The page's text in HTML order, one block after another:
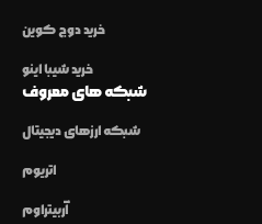
خرید دوج کوین
خرید شیبا اینو
شبکه های معروف
شبکه ارزهای دیجیتال
اتریوم
آربیتراوم